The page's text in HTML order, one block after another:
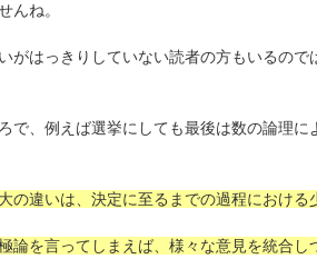
んね。
がはっきりしていない読者の方もいるの
で、例えば選挙にしても最後は数の論理
の違いは、決定に至るまでの過程における
論を言ってしまえば、様々な意見を統合